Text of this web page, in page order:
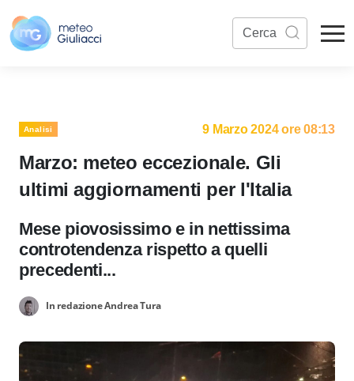
Analisi 9 Marzo 2024 ore 08:13
Marzo: meteo eccezionale. Gli
ultimi aggiornamenti per l'Italia
Mese piovosissimo e in nettissima
controtendenza rispetto a quelli
precedenti...
In redazione Andrea Tura